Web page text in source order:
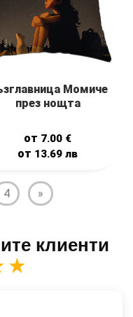
Момиче
през нощта
от 7.00 €
от 13.69лв
4 »
клиенти